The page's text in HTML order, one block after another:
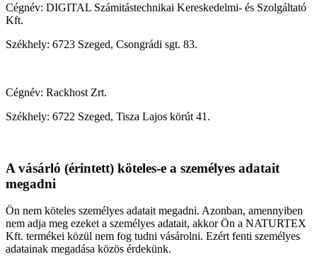
Cégnév: DIGITAL Számitástechnikai Kereskedelmi- és Szolgáltató
Kft.
Székhely: 6723 Szeged, Csongrádi sgt. 83.
Cégnév: Rackhost Zrt.
Székhely: 6722 Szeged, Tisza Lajos körút 41.
A vásárló (érintett) köteles-e a személyes adatait
megadni
Ön nem köteles személyes adatait megadni. Azonban, amennyiben
nem adja meg ezeket a személyes adatait, akkor Ön a NATURTEX
Kft. termékei közül nem fog tudni vásárolni. Ezért fenti személyes
adatainak megadása közös érdekünk.